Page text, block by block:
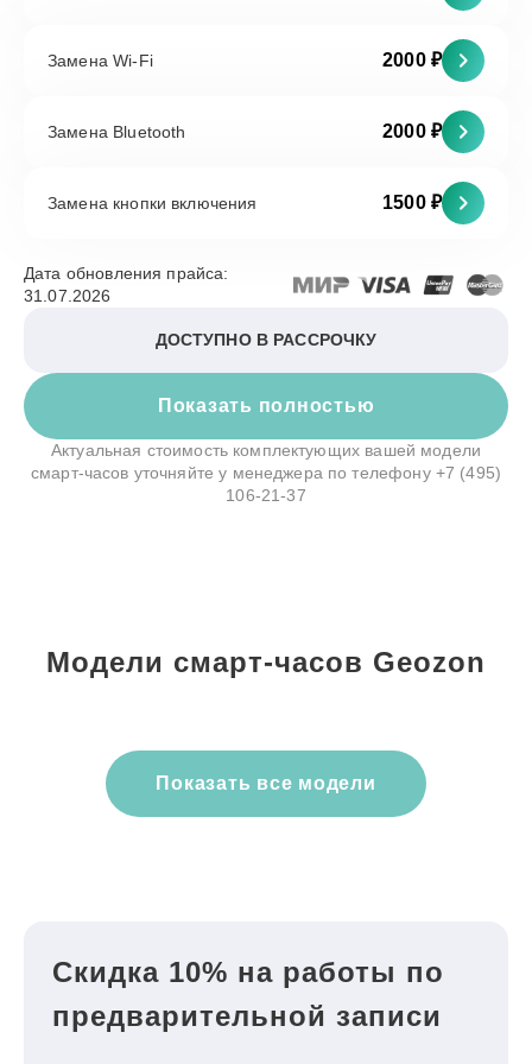
Замена Wi-Fi 2000 ₽
Замена Bluetooth 2000 ₽
Замена кнопки включения 1500 ₽
Показать полностью
Дата обновления прайса:
31.07.2026
ДОСТУПНО В РАССРОЧКУ
Актуальная стоимость комплектующих вашей модели
смарт-часов уточняйте у менеджера по телефону +7 (495)
106-21-37
Модели смарт-часов Geozon
Показать все модели
Скидка 10% на работы по
предварительной записи